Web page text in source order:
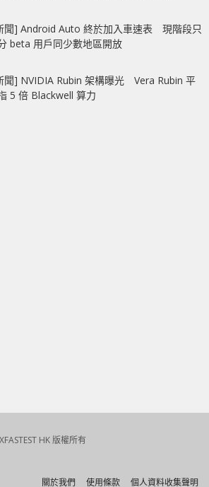
聞] Android Auto 終於加入車速表 現階段只
beta 用戶同少數地區開放
聞] NVIDIA Rubin 架構曝光 Vera Rubin 平
5 倍 Blackwell 算力
HK 版權所有
關於我們 使用條款 個人資料收集聲明